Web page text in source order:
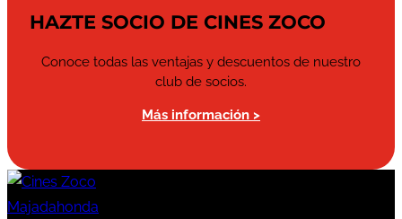
HAZTE SOCIO DE CINES ZOCO
Conoce todas las ventajas y descuentos de nuestro
club de socios.
Más información >